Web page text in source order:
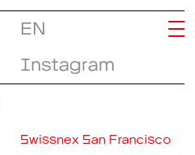
Instagram
EN
Swissnex San Francisco